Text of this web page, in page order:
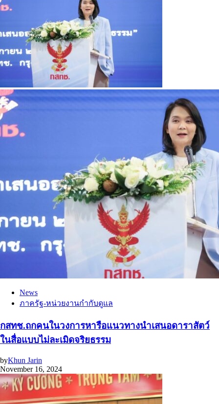
News
ภาครัฐ-หน่วยงานกำกับดูแล
กสทช.ถกคนในวงการหารือแนวทางนำเสนอดาราสัตว์
ในสื่อแบบไม่ละเมิดจริยธรรม
byKhun Jarin
November 16, 2024